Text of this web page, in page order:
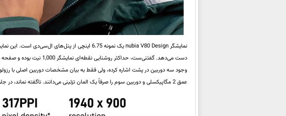
عمق 2 مگاپیکسلی و دوربین سوم را صرفاً یک المان تزئینی می‌دانند. ناگفته نماند، در جلوی دستگاه نیز یک دوربین سلفی 16 مگاپیکسلی کار گذاشته شده است.